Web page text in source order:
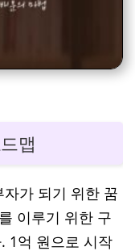
맵
가 되기 위한 꿈
이루기 위한 구
1억 원으로 시작